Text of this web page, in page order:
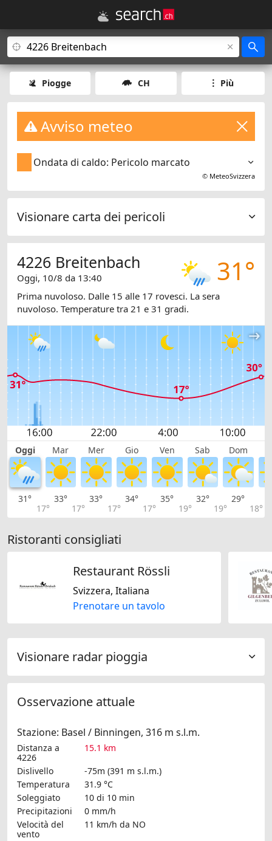
Piogge CH Più
Avviso meteo
Ondata di caldo: Pericolo marcato
© MeteoSvizzera
Visionare carta dei pericoli
31°
4226 Breitenbach
Oggi, 10/8 da 13:40
Prima nuvoloso. Dalle 15 alle 17 rovesci. La sera
nuvoloso. Temperature tra 21 e 31 gradi.
Oggi Mar Mer Gio Ven Sab Dom
31°
17°
33°
17°
33°
17°
34°
17°
35°
19°
32°
19°
29°
18°
Ristoranti consigliati
Restaurant Rössli
Svizzera, Italiana
Prenotare un tavolo
Visionare radar pioggia
Osservazione attuale
Stazione: Basel / Binningen, 316 m s.l.m.
Distanza a
4226
15.1 km
Dislivello
-75m (391 m s.l.m.)
Temperatura
31.9 °C
Soleggiato
10 di 10 min
Precipitazioni
0 mm/h
Velocità del
vento
11 km/h da NO